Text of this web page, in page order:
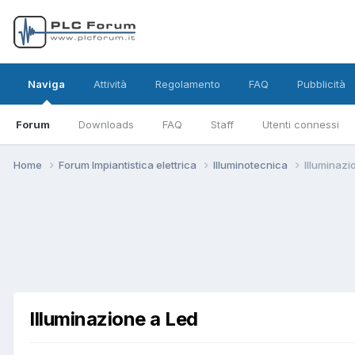
Naviga
Forum Downloads FAQ Staff Utenti connessi
Attività Regolamento FAQ Pubblicità
Home Forum Impiantistica elettrica Illuminotecnica
Illuminazione a Led